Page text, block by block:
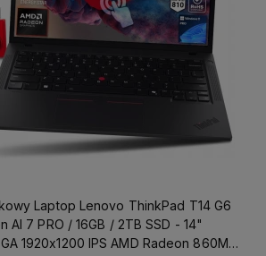
Laptop Lenovo ThinkPad T14 G6
AI 7 PRO / 16GB / 2TB SSD - 14"
1920x1200 IPS AMD Radeon 860M